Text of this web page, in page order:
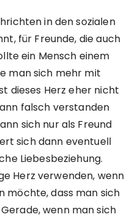
in den sozialen
für Freunde, die auch
ein Mensch einem
man sich mehr mit
dieses Herz eher nicht
falsch verstanden
sich nur als Freund
sich dann eventuell
Liebesbeziehung.
Herz verwenden, wenn
möchte, dass man sich
wenn man sich